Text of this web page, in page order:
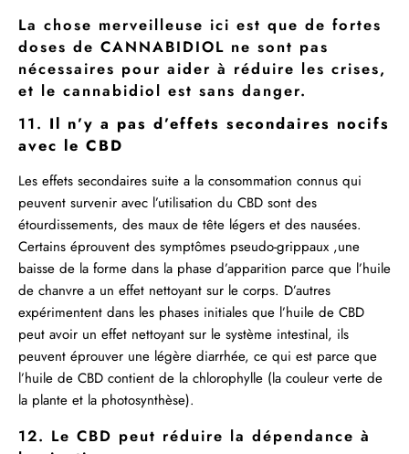
La chose merveilleuse ici est que de fortes
doses de CANNABIDIOL ne sont pas
nécessaires pour aider à réduire les crises,
et le cannabidiol est sans danger.
11. Il n’y a pas d’effets secondaires nocifs
avec le CBD
Les effets secondaires suite a la consommation connus qui
peuvent survenir avec l’utilisation du CBD sont des
étourdissements, des maux de tête légers et des nausées.
Certains éprouvent des symptômes pseudo-grippaux ,une
baisse de la forme dans la phase d’apparition parce que l’huile
de chanvre a un effet nettoyant sur le corps. D’autres
expérimentent dans les phases initiales que l’huile de CBD
peut avoir un effet nettoyant sur le système intestinal, ils
peuvent éprouver une légère diarrhée, ce qui est parce que
l’huile de CBD contient de la chlorophylle (la couleur verte de
la plante et la photosynthèse).
12. Le CBD peut réduire la dépendance à